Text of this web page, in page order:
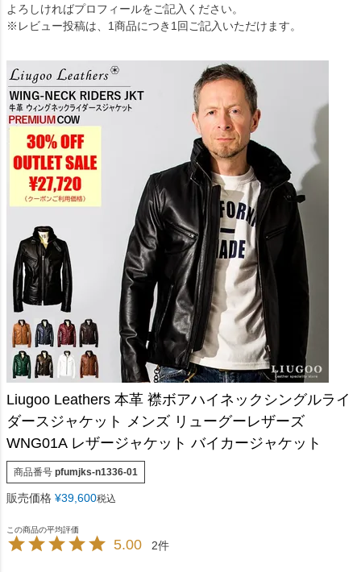
よろしければプロフィールをご記入ください。
※レビュー投稿は、1商品につき1回ご記入いただけます。
Liugoo Leathers 本革 襟ボアハイネックシングルライ
ダースジャケット メンズ リューグーレザーズ
WNG01A レザージャケット バイカージャケット
商品番号 pfumjks-n1336-01
販売価格 ¥39,600税込
5.00 2